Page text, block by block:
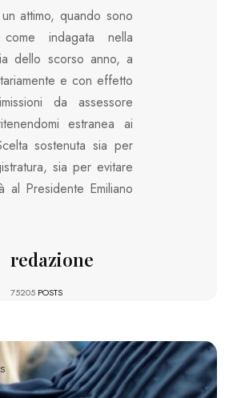
attimo, quando sono
indagata nella
dello scorso anno, a
e con effetto
da assessore
estranea ai
sostenuta sia per
sia per evitare
al Presidente Emiliano
redazione
75205 POSTS